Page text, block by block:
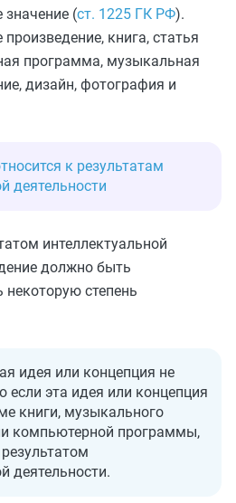
(ст. 1225 ГК РФ).
книга, статья
программа, музыкальная
дизайн, фотография и
к результатам
деятельности
интеллектуальной
должно быть
степень
идея или концепция не
если эта идея или концепция
книги, музыкального
компьютерной программы,
деятельности.